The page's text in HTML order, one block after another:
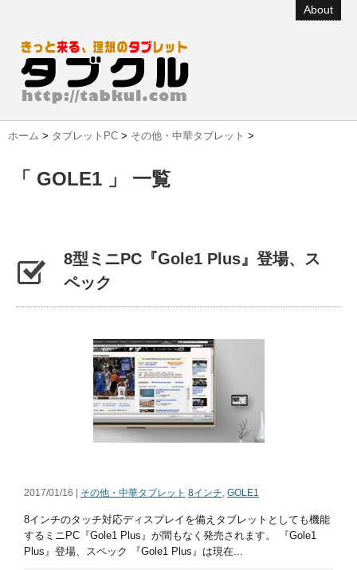
About
ホーム > タブレットPC > その他・中華タブレット >
「 GOLE1 」 一覧
8型ミニPC『Gole1 Plus』登場、ス
ペック
2017/01/16 | その他・中華タブレット 8インチ, GOLE1
8インチのタッチ対応ディスプレイを備えタブレットとしても機能
するミニPC『Gole1 Plus』が間もなく発売されます。 『Gole1
Plus』登場、スペック 『Gole1 Plus』は現在...